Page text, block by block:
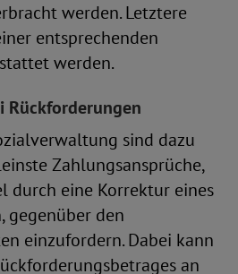
werden. Letztere
entsprechenden
werden.
Rückforderungen
sind dazu
Zahlungsansprüche,
durch eine Korrektur eines
gegenüber den
einzufordern. Dabei kann
an